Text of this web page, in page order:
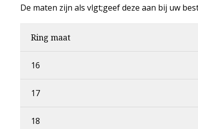
De maten zijn als vlgt;geef deze aan bij uw
Ring maat
16
17
18